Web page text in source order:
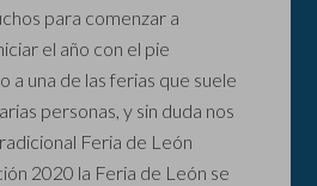
para comenzar a
el año con el pie
a una de las ferias que suele
personas, y sin duda nos
Feria de León
2020 la Feria de León se